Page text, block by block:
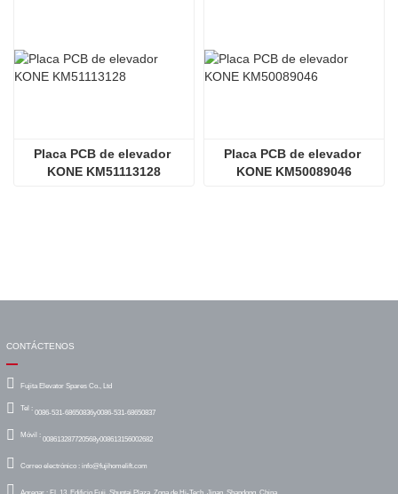
Placa PCB de elevador
KONE KM51113128
Placa PCB de elevador
KONE KM50089046
CONTÁCTENOS
Fujita Elevator Spares Co., Ltd
Tel : 0086-531-68650836y0086-531-68650837
Móvil : 008613287720568y008613156002682
Correo electrónico : info@fujihomelift.com
Agregar : FL 13, Edificio Fuji, Shuntai Plaza, Zona de Hi-Tech, Jinan, Shandong, China